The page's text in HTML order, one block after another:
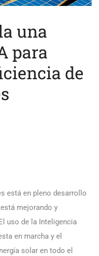
una
para
de
está en pleno desarrollo
mejorando y
uso de la Inteligencia
en marcha y el
solar en todo el